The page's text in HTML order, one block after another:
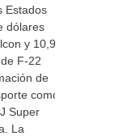
Estados
dólares
y 10,9
F-22
de
como
Super
La